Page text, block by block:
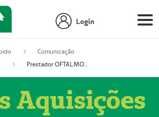
Login
Comunicação
Prestador OFTALMOCLÍNICA SÃO GONÇALO (55004164-2)
Aquisições